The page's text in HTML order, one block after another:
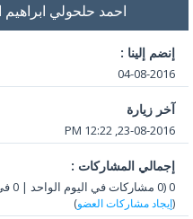
احمد حلحولي ابراهيم
إنضم إلينا :
04-08-2016
آخر زيارة
23-08-2016, 12:22 PM
إجمالي المشاركات :
0 (0 مشاركات في اليوم الواحد | 0 في المئة من إجمالي المشاركات)
إيجاد مشاركات العضو)